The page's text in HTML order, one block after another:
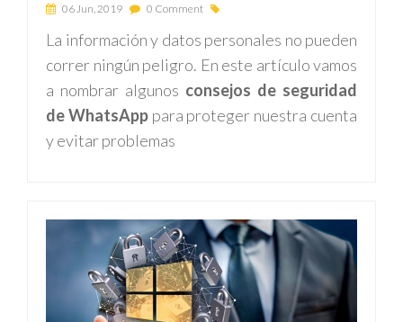
06 Jun, 2019 0 Comment
La información y datos personales no pueden
correr ningún peligro. En este artículo vamos
a nombrar algunos consejos de seguridad
de WhatsApppara proteger nuestra cuenta
y evitar problemas